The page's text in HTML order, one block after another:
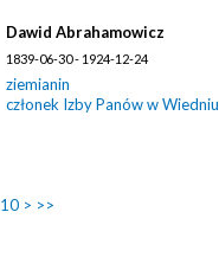
Dawid Abrahamowicz
1839-06-30 - 1924-12-24
ziemianin
członek Izby Panów w Wiedniu
10 > >>